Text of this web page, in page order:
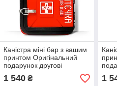
Каністра міні бар з вашим
принтом Оригінальний
подарунок другові
автолюбителю для гаража
1 540₴ 1